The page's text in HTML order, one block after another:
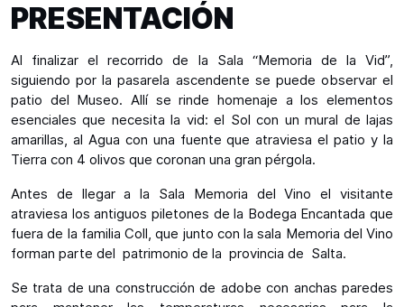
PRESENTACIÓN
Al finalizar el recorrido de la Sala “Memoria de la Vid”,
siguiendo por la pasarela ascendente se puede observar el
patio del Museo. Allí se rinde homenaje a los elementos
esenciales que necesita la vid: el Sol con un mural de lajas
amarillas, al Agua con una fuente que atraviesa el patio y la
Tierra con 4 olivos que coronan una gran pérgola.
Antes de llegar a la Sala Memoria del Vino el visitante
atraviesa los antiguos piletones de la Bodega Encantada que
fuera de la familia Coll, que junto con la sala Memoria del Vino
forman parte del patrimonio de la provincia de Salta.
Se trata de una construcción de adobe con anchas paredes